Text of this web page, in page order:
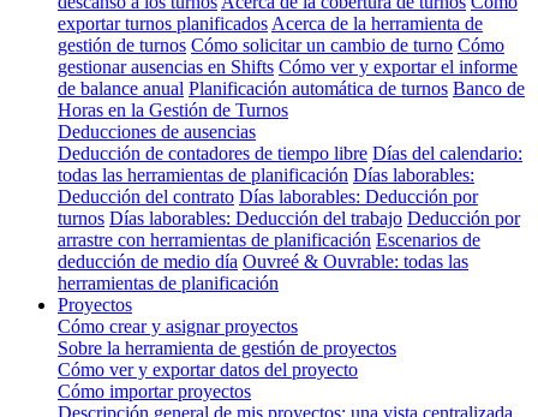
exportar turnos planificados Acerca de la herramienta de
gestión de turnos Cómo solicitar un cambio de turno Cómo
gestionar ausencias en Shifts Cómo ver y exportar el informe
de balance anual Planificación automática de turnos Banco de
Horas en la Gestión de Turnos
Deducciones de ausencias
Deducción de contadores de tiempo libre Días del calendario:
todas las herramientas de planificación Días laborables:
Deducción del contrato Días laborables: Deducción por
turnos Días laborables: Deducción del trabajo Deducción por
arrastre con herramientas de planificación Escenarios de
deducción de medio día Ouvreé & Ouvrable: todas las
herramientas de planificación
Proyectos
Cómo crear y asignar proyectos
Sobre la herramienta de gestión de proyectos
Cómo ver y exportar datos del proyecto
Cómo importar proyectos
Descripción general de mis proyectos: una vista centralizada